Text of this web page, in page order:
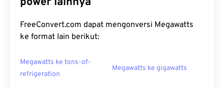
FreeConvert.com dapat mengonversi Megawatts
ke format lain berikut:
Megawatts ke tons-of-
refrigeration
Megawatts ke gigawatts